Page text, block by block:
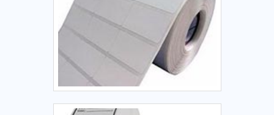
Independentemente dos escolhidos, é essencial prezar pela
qualidade ao invés do menor preço. Somente dessa
maneira é possível garantir os seguintes
benefícios: Legibilidade;Alta precisão;Alta resistência contra
rasgos;Alta resistência contra umidade; Entre diversos
outros. ETIQUETAS PARA IDENTIFICAÇÃO DE LOTE DE ALTA
PRECISÃOA Etiquetas Camp Label é uma empresa
ainda uma prestadora de serviços de manutenção em